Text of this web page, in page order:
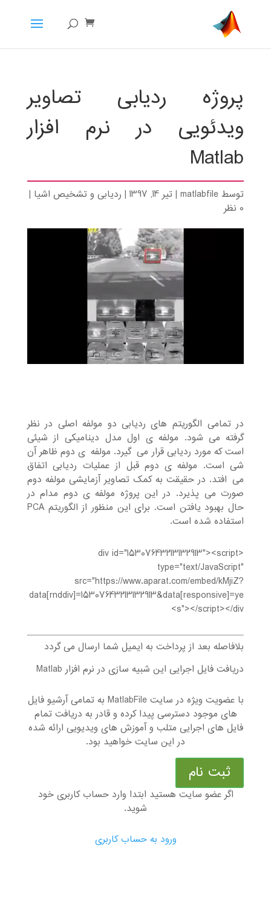
پروژه ردیابی تصاویر
ویدئویی در نرم افزار
Matlab
توسطmatlabfile
|تیر 14, 1397 | ردیابی و تشخیص اشیا |
0 نظر
در تمامی الگوریتم¬های ردیابی دو مولفه اصلی در نظر
گرفته می¬شود. مولفه¬ی اول مدل دینامیکی از شیئی
است که مورد ردیابی قرار می¬گیرد. مولفه¬ی دوم ظاهر آن
شی است. مولفه¬ی دوم قبل از عملیات ردیابی اتفاق
می¬افتد. در حقیقت به کمک تصاویر آزمایشی مولفه دوم
صورت می¬پذیرد. در این پروژه مولفه ی دوم مدام در
حال بهبود یافتن است. برای این منظور از الگوریتم PCA
استفاده شده است.
<div id="15307643213132913"><script
type="text/JavaScript"
src="https://www.aparat.com/embed/kMjiZ?
data[rnddiv]=15307643213132913&data[responsive]=ye
s"></script></div>
بلافاصله بعد از پرداخت به ایمیل شما ارسال می گردد
دریافت فایل اجرایی این شبیه سازی در نرم افزار Matlab
با عضویت ویژه در سایت MatlabFile به تمامی آرشیو فایل
های موجود دسترسی پیدا کرده و قادر به دریافت تمام
فایل های اجرایی متلب و آموزش های ویدیویی ارائه شده
در این سایت خواهید بود.
ثبت نام
اگر عضو سایت هستید ابتدا وارد حساب کاربری خود
شوید.
ورود به حساب کاربری